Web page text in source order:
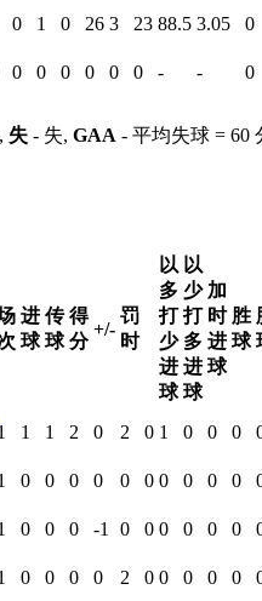
0 1 0 26 3 23 88.5 3.05 0
0 0 0 0 0 0 - - 0
失 - 失, GAA - 平均失球 = 60
进
球
传
球
得
分
+/-
罚
时
以
多
打
少
进
球
以
少
打
多
进
球
加
时
进
球
胜
球
1 1 2 0 2 0 1 0 0 0
0 0 0 0 0 0 0 0 0 0
0 0 0 -1 0 0 0 0 0 0
0 0 0 0 2 0 0 0 0 0